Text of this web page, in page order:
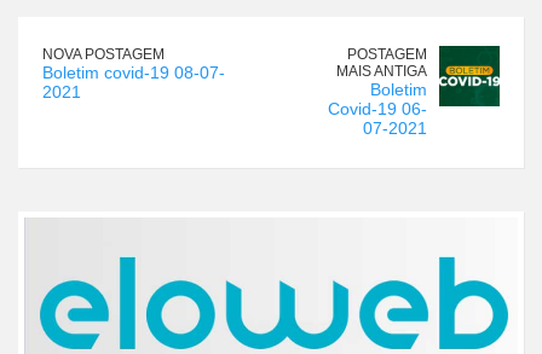
NOVA POSTAGEM
Boletim covid-19 08-07-
2021
POSTAGEM
MAIS ANTIGA
Boletim
Covid-19 06-
07-2021